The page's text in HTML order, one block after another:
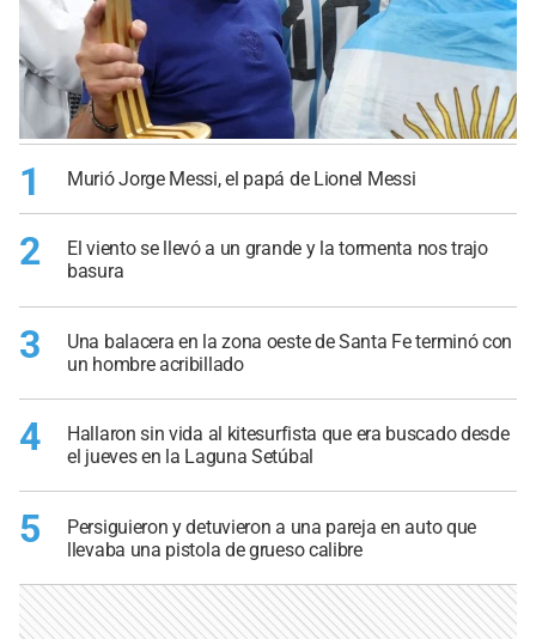
1 Murió Jorge Messi, el papá de Lionel Messi
2
El viento se llevó a un grande y la tormenta nos trajo
basura
3
Una balacera en la zona oeste de Santa Fe terminó con
un hombre acribillado
4
Hallaron sin vida al kitesurfista que era buscado desde
el jueves en la Laguna Setúbal
5
Persiguieron y detuvieron a una pareja en auto que
llevaba una pistola de grueso calibre